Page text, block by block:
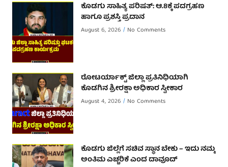
ಕೊಡಗು ಸಾಹಿತ್ಯ ಪರಿಷತ್: ಆ.8ಕ್ಕೆ ಪದಗ್ರಹಣ
ಹಾಗೂ ಪ್ರಶಸ್ತಿ ಪ್ರದಾನ
August 6, 2026 No Comments
ರೋಟರ್ಯಾಕ್ಟ್ ಜಿಲ್ಲಾ ಪ್ರತಿನಿಧಿಯಾಗಿ
ಕೊಡಗಿನ ಶ್ರೀರಕ್ಷಾ ಅಧಿಕಾರ ಸ್ವೀಕಾರ
August 4, 2026 No Comments
ಕೊಡಗು ಜಿಲ್ಲೆಗೆ ಸಚಿವ ಸ್ಥಾನ ಬೇಕು – ಇದು ನಮ್ಮ
ಅಂತಿಮ ಎಚ್ಚರಿಕೆ ಎಂದ ದಾವೂದ್ ‌